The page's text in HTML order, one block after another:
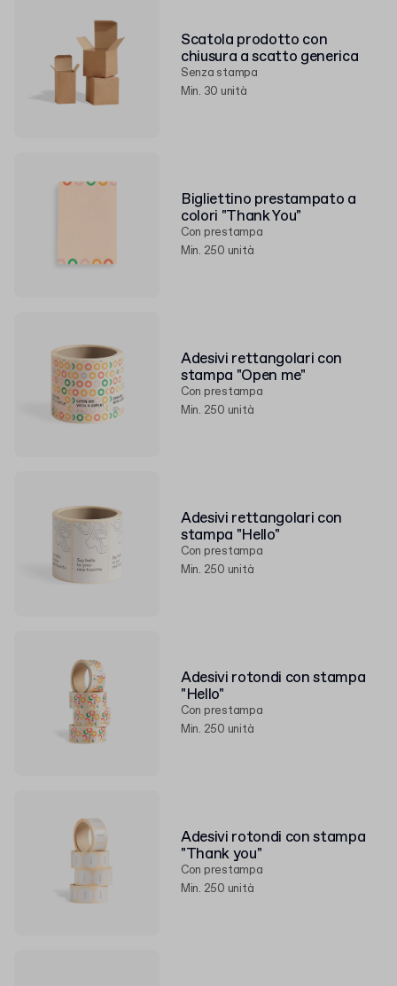
Scatola prodotto con
chiusura a scatto generica
Senza stampa
Min. 30 unità
Bigliettino prestampato a
colori "Thank You"
Con prestampa
Min. 250 unità
Adesivi rettangolari con
stampa "Open me"
Con prestampa
Min. 250 unità
Adesivi rettangolari con
stampa "Hello"
Con prestampa
Min. 250 unità
Adesivi rotondi con stampa
"Hello"
Con prestampa
Min. 250 unità
Adesivi rotondi con stampa
"Thank you"
Con prestampa
Min. 250 unità